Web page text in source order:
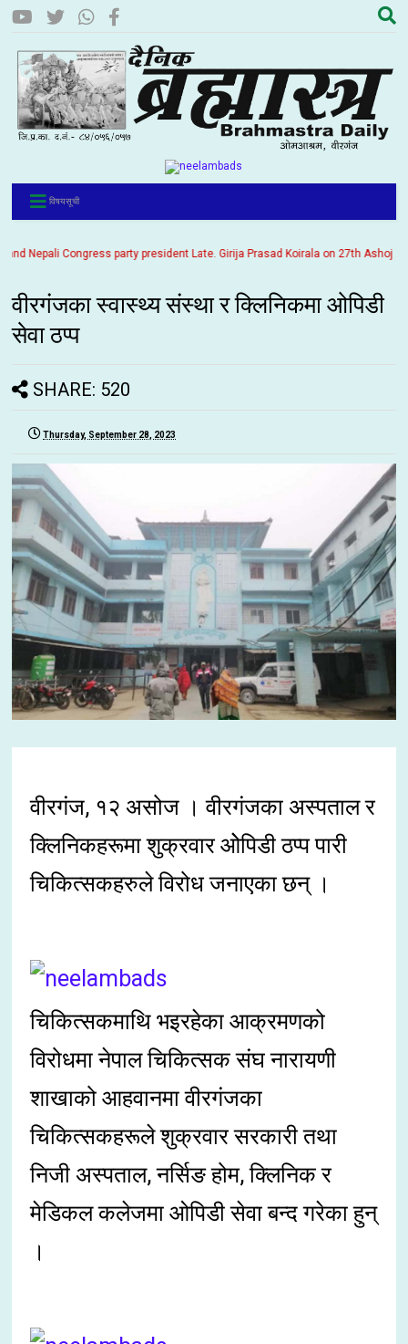
विषयसूची
Nepali Congress party president Late. Girija Prasad Koirala on 27th Ashoj
वीरगंजका स्वास्थ्य संस्था र क्लिनिकमा ओपिडी
सेवा ठप्प
SHARE: 520
Thursday, September 28, 2023
वीरगंज, १२ असोज । वीरगंजका अस्पताल र
क्लिनिकहरूमा शुक्रवार ओेपिडी ठप्प पारी
चिकित्सकहरुले विरोध जनाएका छन् ।
चिकित्सकमाथि भइरहेका आक्रमणको
विरोधमा नेपाल चिकित्सक संघ नारायणी
शाखाको आहवानमा वीरगंजका
चिकित्सकहरूले शुक्रवार सरकारी तथा
निजी अस्पताल, नर्सिङ होम, क्लिनिक र
मेडिकल कलेजमा ओपिडी सेवा बन्द गरेका हुन्
।